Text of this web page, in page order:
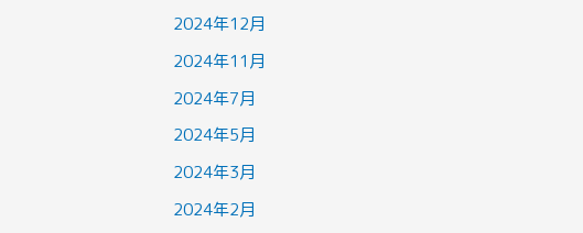
2024年12月
2024年11月
2024年7月
2024年5月
2024年3月
2024年2月